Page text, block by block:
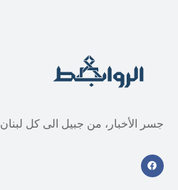
جسر الأخبار، من جبيل الى كل لبنان